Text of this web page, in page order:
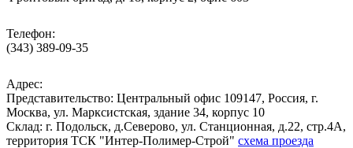
Телефон:
(343) 389-09-35
Адрес:
Представительство: Центральный офис 109147, Россия, г.
Москва, ул. Марксистская, здание 34, корпус 10
Cклад: г. Подольск, д.Северово, ул. Станционная, д.22, стр.4А,
территория ТСК "Интер-Полимер-Строй" схема проезда